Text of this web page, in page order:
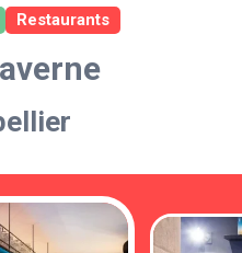
Restaurants